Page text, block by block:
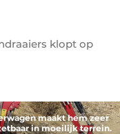
klopt op
maakt hem zeer
in moeilijk terrein.